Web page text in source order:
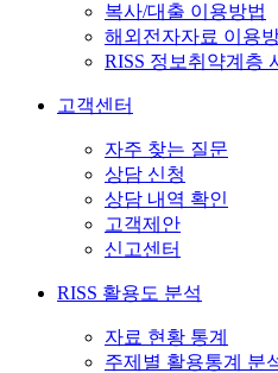
복사/대출 이용방법
해외전자자료 이용
RISS 정보취약계층
고객센터
자주 찾는 질문
상담 신청
상담 내역 확인
고객제안
신고센터
RISS 활용도 분석
자료 현황 통계
주제별 활용통계 분